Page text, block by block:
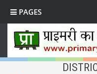
PAGES